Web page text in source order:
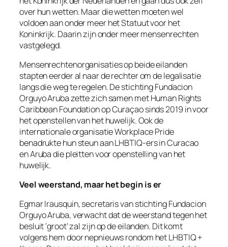
over hun wetten. Maar die wetten moeten wel
voldoen aan onder meer het Statuut voor het
Koninkrijk. Daarin zijn onder meer mensenrechten
vastgelegd.
Mensenrechtenorganisaties op beide eilanden
stapten eerder al naar de rechter om de legalisatie
langs die weg te regelen. De stichting Fundacion
Orguyo Aruba zette zich samen met Human Rights
Caribbean Foundation op Curaçao sinds 2019 in voor
het openstellen van het huwelijk. Ook de
internationale organisatie Workplace Pride
benadrukte hun steun aan LHBTIQ-ers in Curacao
en Aruba die pleitten voor openstelling van het
huwelijk.
Veel weerstand, maar het begin is er
Egmar Irausquin, secretaris van stichting Fundacion
Orguyo Aruba, verwacht dat de weerstand tegen het
besluit ‘groot’ zal zijn op de eilanden. Dit komt
volgens hem door nepnieuws rondom het LHBTIQ +